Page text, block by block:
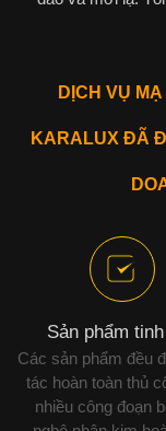
DỊCH VỤ
KARALUX ĐÃ
Sản phẩm
Các sản phẩm đều
tác hoàn toàn thủ
nhiều công đoạn